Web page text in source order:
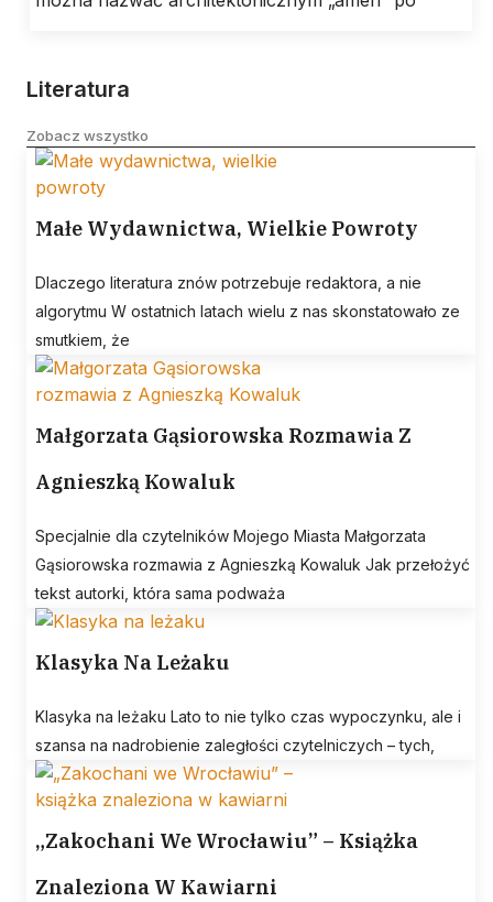
Literatura
Zobacz wszystko
Małe Wydawnictwa, Wielkie Powroty
Dlaczego literatura znów potrzebuje redaktora, a nie
algorytmu W ostatnich latach wielu z nas skonstatowało ze
smutkiem, że
Małgorzata Gąsiorowska Rozmawia Z
Agnieszką Kowaluk
Specjalnie dla czytelników Mojego Miasta Małgorzata
Gąsiorowska rozmawia z Agnieszką Kowaluk Jak przełożyć
tekst autorki, która sama podważa
Klasyka Na Leżaku
Klasyka na leżaku Lato to nie tylko czas wypoczynku, ale i
szansa na nadrobienie zaległości czytelniczych – tych,
„Zakochani We Wrocławiu” – Książka
Znaleziona W Kawiarni